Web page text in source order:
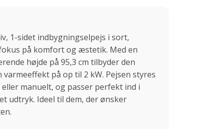
1-sidet indbygningselpejs i sort,
på komfort og æstetik. Med en
højde på 95,3 cm tilbyder den
på op til 2 kW. Pejsen styres
manuelt, og passer perfekt ind i
udtryk. Ideel til dem, der ønsker